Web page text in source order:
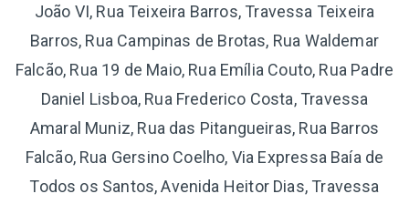
João VI, Rua Teixeira Barros, Travessa Teixeira
Barros, Rua Campinas de Brotas, Rua Waldemar
Falcão, Rua 19 de Maio, Rua Emília Couto, Rua Padre
Daniel Lisboa, Rua Frederico Costa, Travessa
Amaral Muniz, Rua das Pitangueiras, Rua Barros
Falcão, Rua Gersino Coelho, Via Expressa Baía de
Todos os Santos, Avenida Heitor Dias, Travessa